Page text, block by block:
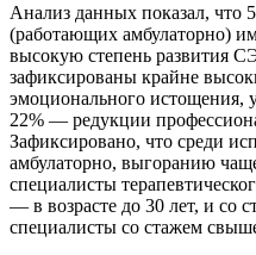
Анализ данных показал, что
(работающих амбулаторно)
высокую степень развития
зафиксированы крайне
эмоционального истощения,
22% — редукции
Зафиксировано, что среди
амбулаторно, выгоранию
специалисты
— в возрасте до 30 лет, и со
специалисты со стажем